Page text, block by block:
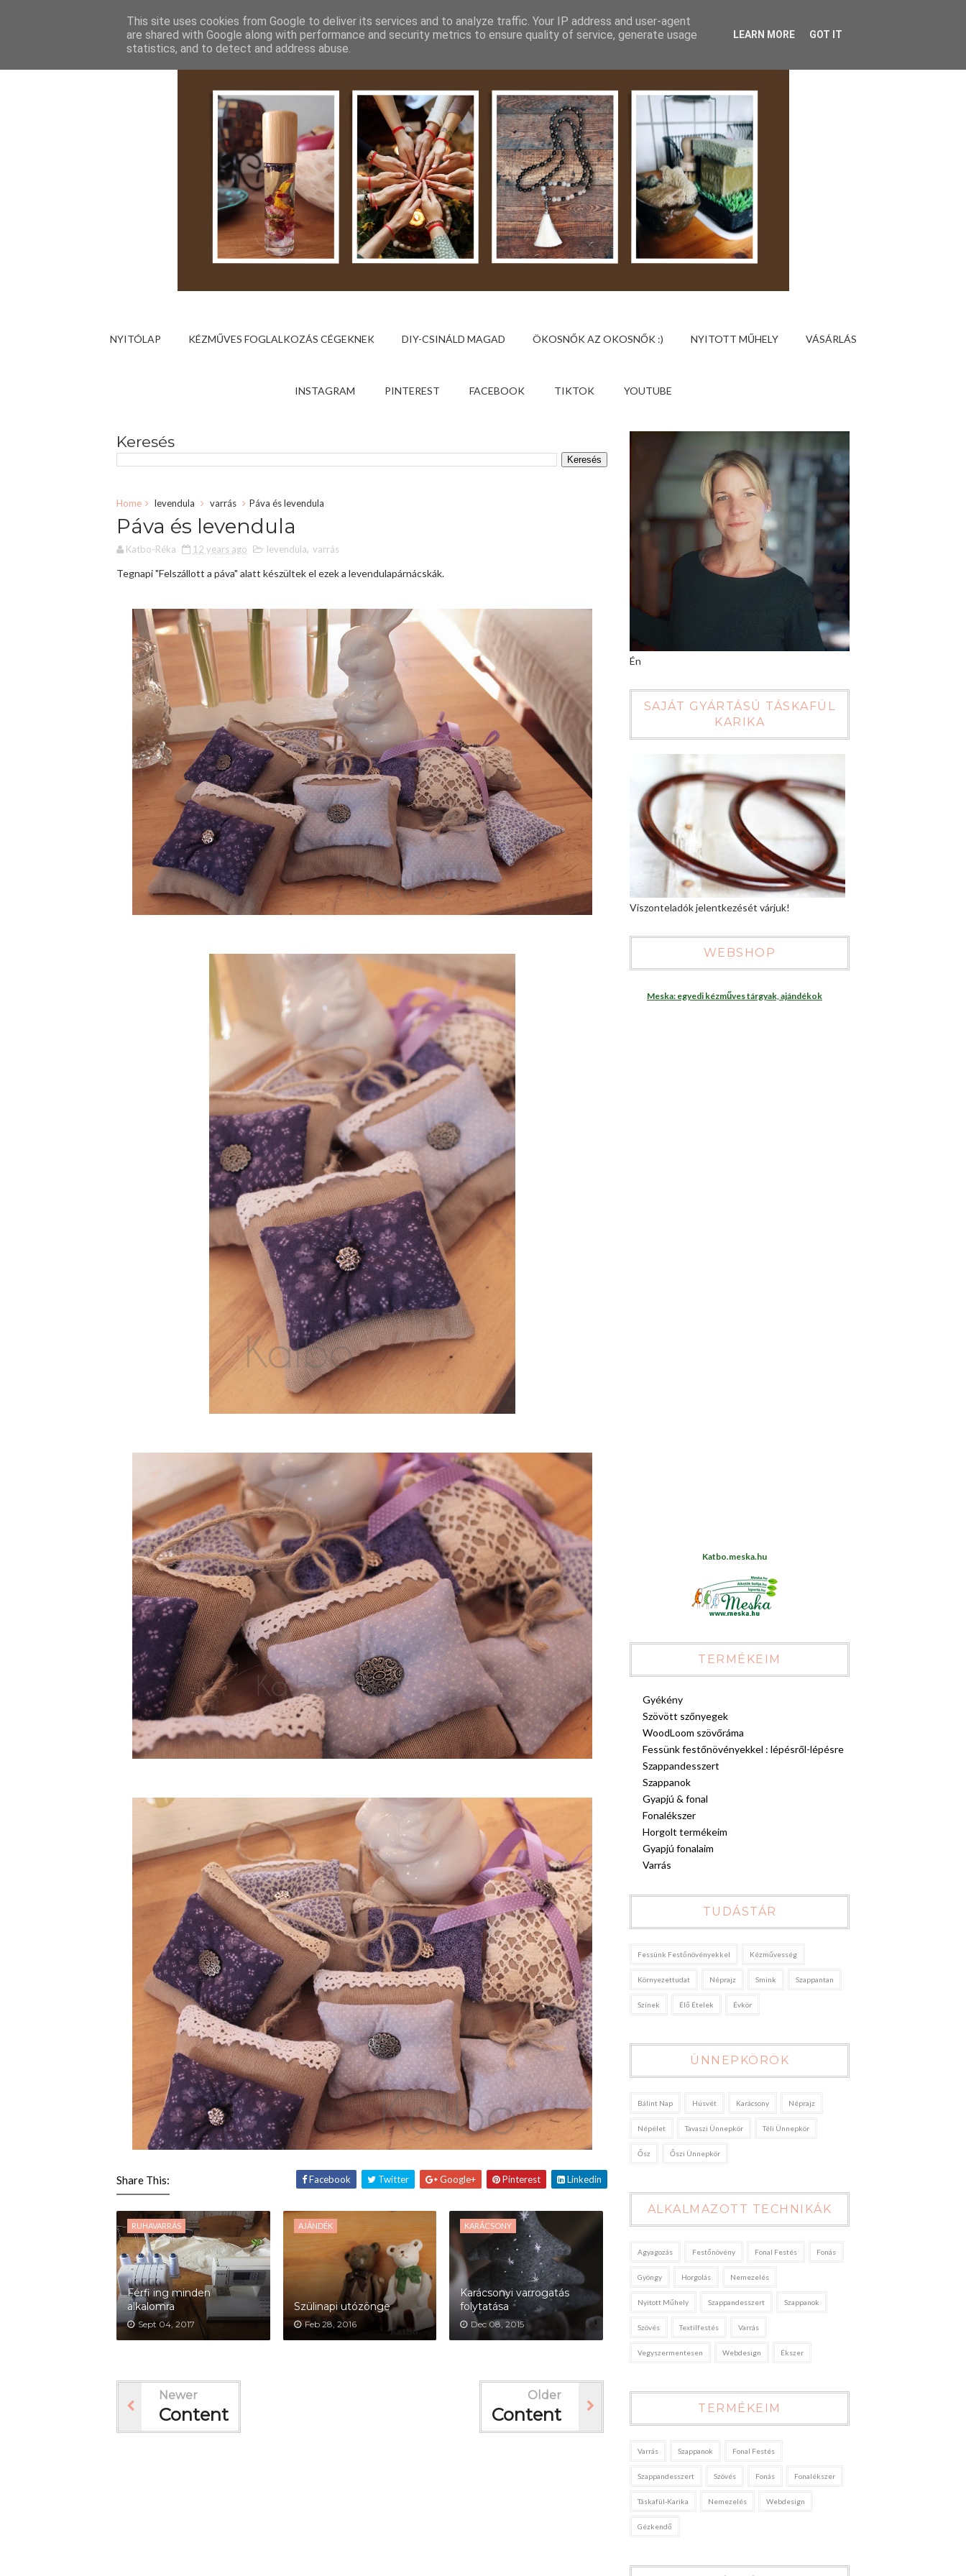
NYITÓLAP KÉZMŰVES FOGLALKOZÁS CÉGEKNEK DIY-CSINÁLD MAGAD ÖKOSNŐK AZ OKOSNŐK :) NYITOTT MŰHELY VÁSÁRLÁS
INSTAGRAM PINTEREST FACEBOOK TIKTOK YOUTUBE
Keresés
Home levendula varrás Páva és levendula
Páva és levendula
Katbo-Réka 12 years ago levendula, varrás
Tegnapi "Felszállott a páva" alatt készültek el ezek a levendulapárnácskák.
Share This: Facebook Twitter Google+ Pinterest Linkedin
RUHAVARRÁS
Férfi ing minden
alkalomra
Sept 04, 2017
AJÁNDÉK
Szülinapi utózönge
Feb 28, 2016
KARÁCSONY
Karácsonyi varrogatás
folytatása
Dec 08, 2015
Newer
Content
Older
Content
Én
SAJÁT GYÁRTÁSÚ TÁSKAFÜL
KARIKA
Viszonteladók jelentkezését várjuk!
WEBSHOP
Meska: egyedi kézműves tárgyak, ajándékok
Katbo.meska.hu
TERMÉKEIM
Gyékény
Szövött szőnyegek
WoodLoom szövőráma
Fessünk festőnövényekkel : lépésről-lépésre
Szappandesszert
Szappanok
Gyapjú & fonal
Fonalékszer
Horgolt termékeim
Gyapjú fonalaim
Varrás
TUDÁSTÁR
Fessünk Festőnövényekkel Kézművesség
Környezettudat Néprajz Smink Szappantan
Színek Élő Ételek Évkör
ÜNNEPKÖRÖK
Bálint Nap Húsvét Karácsony Néprajz
Népélet Tavaszi Ünnepkör Téli Ünnepkör
Ősz Őszi Ünnepkör
ALKALMAZOTT TECHNIKÁK
Agyagozás Festőnövény Fonal Festés Fonás
Gyöngy Horgolás Nemezelés
Nyitott Műhely Szappandesszert Szappanok
Szövés Textilfestés Varrás
Vegyszermentesen Webdesign Ékszer
TERMÉKEIM
Varrás Szappanok Fonal Festés
Szappandesszert Szövés Fonás Fonalékszer
Táskafül-Karika Nemezelés Webdesign
Gézkendő
This site uses cookies from Google to deliver its services and to analyze traffic. Your IP address and user-agent
are shared with Google along with performance and security metrics to ensure quality of service, generate usage
statistics, and to detect and address abuse.
LEARN MORE GOT IT